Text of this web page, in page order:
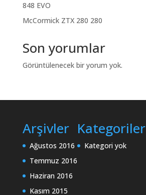
848 EVO
McCormick ZTX 280 280
Son yorumlar
Görüntülenecek bir yorum yok.
Arşivler
Ağustos 2016
Temmuz 2016
Haziran 2016
Kasım 2015
Kategoriler
Kategori yok